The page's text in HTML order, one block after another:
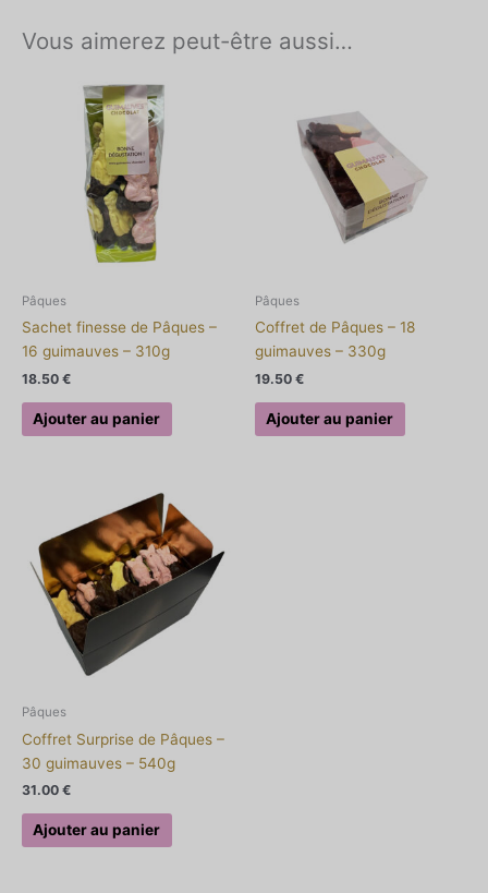
Vous aimerez peut-être aussi…
Pâques
Sachet finesse de Pâques –
16 guimauves – 310g
18.50 €
Ajouter au panier
Pâques
Coffret de Pâques – 18
guimauves – 330g
19.50 €
Ajouter au panier
Pâques
Coffret Surprise de Pâques –
30 guimauves – 540g
31.00 €
Ajouter au panier